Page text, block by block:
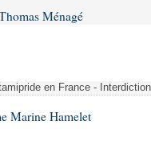
Ménagé
en France -
Marine Hamelet